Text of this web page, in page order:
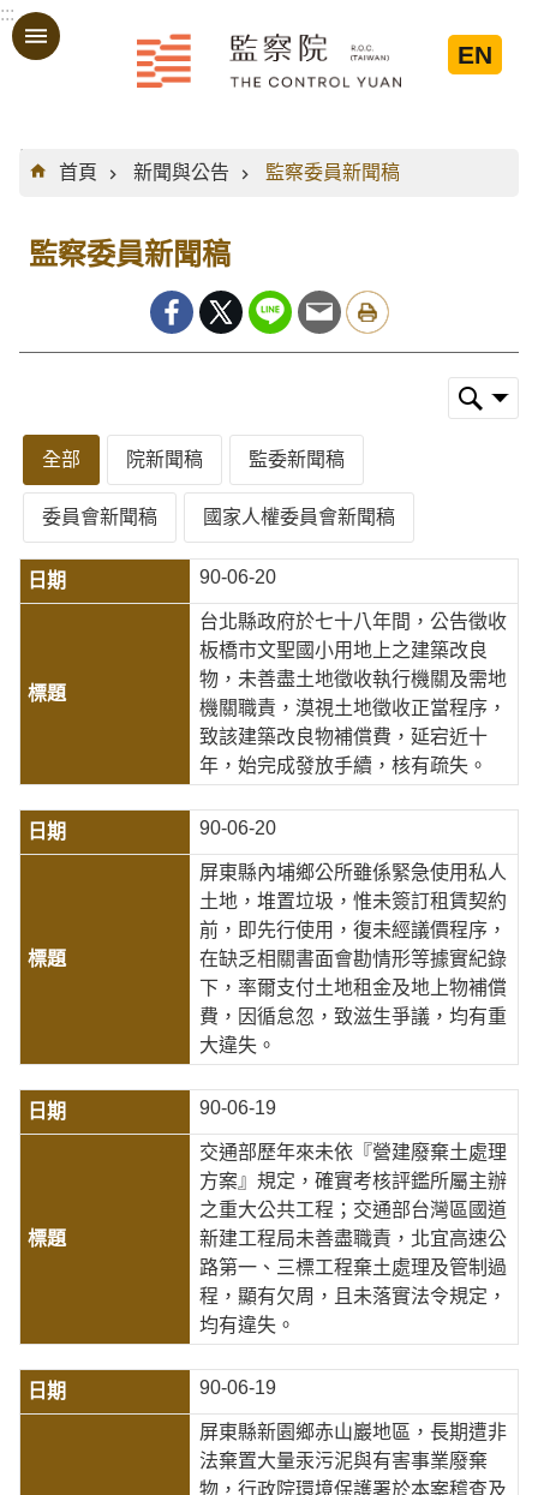
跳到主要內容區塊
:::
EN
:::
首頁
新聞與公告 監察委員新聞稿
監察委員新聞稿
全部 院新聞稿 監委新聞稿
委員會新聞稿 國家人權委員會新聞稿
90-06-20
台北縣政府於七十八年間，公告徵收
板橋市文聖國小用地上之建築改良
物，未善盡土地徵收執行機關及需地
機關職責，漠視土地徵收正當程序，
致該建築改良物補償費，延宕近十
年，始完成發放手續，核有疏失。
90-06-20
屏東縣內埔鄉公所雖係緊急使用私人
土地，堆置垃圾，惟未簽訂租賃契約
前，即先行使用，復未經議價程序，
在缺乏相關書面會勘情形等據實紀錄
下，率爾支付土地租金及地上物補償
費，因循怠忽，致滋生爭議，均有重
大違失。
90-06-19
交通部歷年來未依『營建廢棄土處理
方案』規定，確實考核評鑑所屬主辦
之重大公共工程；交通部台灣區國道
新建工程局未善盡職責，北宜高速公
路第一、三標工程棄土處理及管制過
程，顯有欠周，且未落實法令規定，
均有違失。
90-06-19
屏東縣新園鄉赤山巖地區，長期遭非
法棄置大量汞污泥與有害事業廢棄
物，行政院環境保護署於本案稽查及